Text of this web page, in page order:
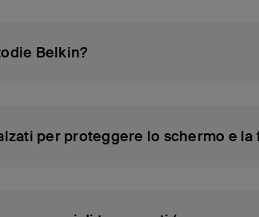
Belkin?
per proteggere lo schermo e la